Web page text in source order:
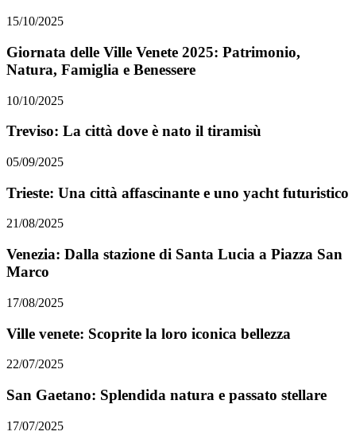
15/10/2025
Giornata delle Ville Venete 2025: Patrimonio,
Natura, Famiglia e Benessere
10/10/2025
Treviso: La città dove è nato il tiramisù
05/09/2025
Trieste: Una città affascinante e uno yacht futuristico
21/08/2025
Venezia: Dalla stazione di Santa Lucia a Piazza San
Marco
17/08/2025
Ville venete: Scoprite la loro iconica bellezza
22/07/2025
San Gaetano: Splendida natura e passato stellare
17/07/2025